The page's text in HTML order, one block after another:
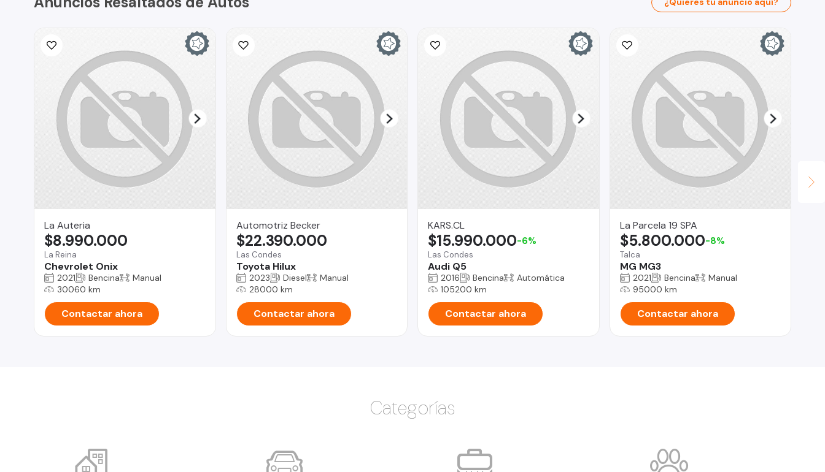
La Auteria
La Reina
Chevrolet Onix
$8.990.000
2021 Bencina
Manual
30060 km
Contactar ahora
Automotriz Becker
Las Condes
Toyota Hilux
$22.390.000
2023 Diesel
Manual
28000 km
Contactar ahora
KARS.CL
Las Condes
Audi Q5
$15.990.000-6%
2016 Bencina
Automática
105200 km
Contactar ahora
La Parcela 19 SPA
Talca
MG MG3
$5.800.000-8%
2021 Bencina
Manual
95000 km
Contactar ahora
Categorías